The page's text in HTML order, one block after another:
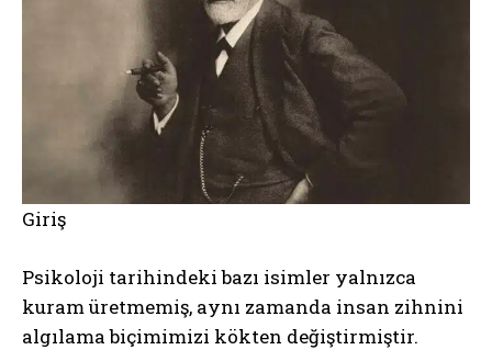
Giriş
Psikoloji tarihindeki bazı isimler yalnızca
kuram üretmemiş, aynı zamanda insan zihnini
algılama biçimimizi kökten değiştirmiştir.